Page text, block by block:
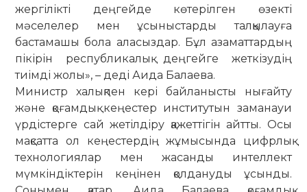
жергілікті деңгейде көтерілген өзекті
мәселелер мен ұсыныстарды талқылауға
бастамашы бола аласыздар. Бұл азаматтардың
пікірін республикалық деңгейге жеткізудің
тиімді жолы», – деді Аида Балаева.
Министр халықпен кері байланысты нығайту
және қоғамдық кеңестер институтын заманауи
үрдістерге сай жетілдіру қажеттігін айтты. Осы
мақсатта ол кеңестердің жұмысында цифрлық
технологиялар мен жасанды интеллект
мүмкіндіктерін кеңінен қолдануды ұсынды.